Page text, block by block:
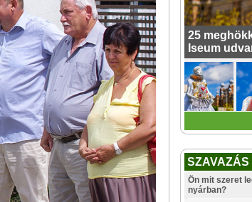
25
Iseum
SZAVAZÁS
Ön mit szeret
nyárban?